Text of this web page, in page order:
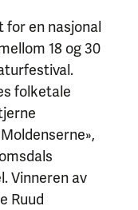
en nasjonal
18 og 30
folketale
Vinneren av
Ruud